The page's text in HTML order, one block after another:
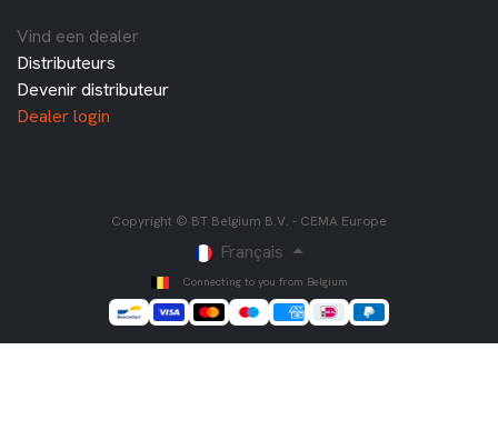
Vind een dealer
Distributeurs
Devenir distributeur
Dealer login
Copyright © BT Belgium B.V. - CEMA Europe
Français
Connecting to you from Belgium